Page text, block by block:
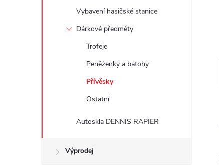
Vybavení hasičské stanice
Dárkové předměty
Trofeje
Peněženky a batohy
Přívěsky
Ostatní
Autoskla DENNIS RAPIER
Výprodej